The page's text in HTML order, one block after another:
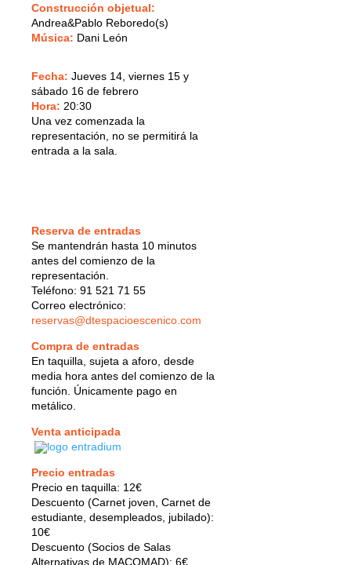
Construcción objetual:
Andrea&Pablo Reboredo(s)
Música: Dani León
Fecha: Jueves 14, viernes 15 y
sábado 16 de febrero
Hora: 20:30
Una vez comenzada la
representación, no se permitirá la
entrada a la sala.
Reserva de entradas
Se mantendrán hasta 10 minutos
antes del comienzo de la
representación.
Teléfono: 91 521 71 55
Correo electrónico:
reservas@dtespacioescenico.com
Compra de entradas
En taquilla, sujeta a aforo, desde
media hora antes del comienzo de la
función. Únicamente pago en
metálico.
Venta anticipada
Precio entradas
Precio en taquilla: 12€
Descuento (Carnet joven, Carnet de
estudiante, desempleados, jubilado):
10€
Descuento (Socios de Salas
Alternativas de MACOMAD): 6€